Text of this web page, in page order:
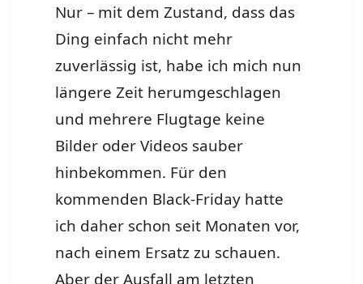
Nur – mit dem Zustand, dass das
Ding einfach nicht mehr
zuverlässig ist, habe ich mich nun
längere Zeit herumgeschlagen
und mehrere Flugtage keine
Bilder oder Videos sauber
hinbekommen. Für den
kommenden Black-Friday hatte
ich daher schon seit Monaten vor,
nach einem Ersatz zu schauen.
Aber der Ausfall am letzten